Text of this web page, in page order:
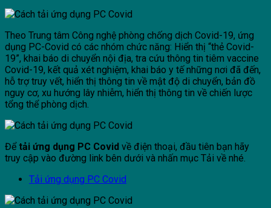
Theo Trung tâm Công nghệ phòng chống dịch Covid-19, ứng
dụng PC-Covid có các nhóm chức năng: Hiển thị “thẻ Covid-
19”, khai báo di chuyển nội địa, tra cứu thông tin tiêm vaccine
Covid-19, kết quả xét nghiệm, khai báo y tế những nơi đã đến,
hỗ trợ truy vết, hiển thị thông tin về mật độ di chuyển, bản đồ
nguy cơ, xu hướng lây nhiễm, hiển thị thông tin về chiến lược
tổng thể phòng dịch.
Đểtải ứng dụng PC Covid về điện thoại, đầu tiên bạn hãy
truy cập vào đường link bên dưới và nhấn mục Tải về nhé.
Tải ứng dụng PC Covid